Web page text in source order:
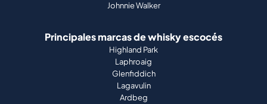
Johnnie Walker
Principales marcas de whisky escocés
Highland Park
Laphroaig
Glenfiddich
Lagavulin
Ardbeg